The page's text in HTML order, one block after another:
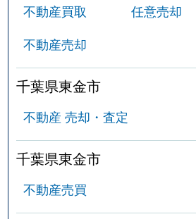
不動産買取
任意売却
不動産売却
千葉県東金市
不動産 売却・査定
千葉県東金市
不動産売買